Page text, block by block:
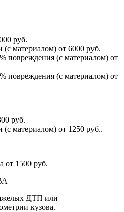
руб.
(с материалом) от 6000 руб.
повреждения (с материалом) от
повреждения (с материалом) от
руб.
(с материалом) от 1250 руб..
от 1500 руб.
ДТП или
кузова.